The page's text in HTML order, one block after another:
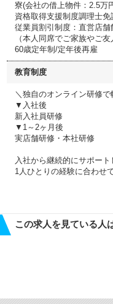
寮(会社の借上物件：2.5万
資格取得支援制度調理士免
従業員割引制度：直営店
（本人同席でご家族やご友
60歳定年制/定年後再雇
教育制度
＼独自のオンライン研修で
▼入社後
新入社員研修
▼1～2ヶ月後
実店舗研修・本社研修
入社から継続的にサポート
1人ひとりの経験に合わせ
この求人を見ている人